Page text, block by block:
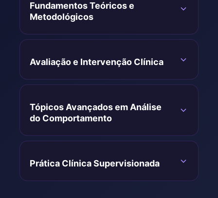
Fundamentos Teóricos e
Metodológicos
Psicologia e Behaviorismos
Avaliação e Intervenção Clínica
Análise Funcional
Tópicos Avançados em Análise
do Comportamento
Autocontrole na Análise do
Prática Clínica Supervisionada